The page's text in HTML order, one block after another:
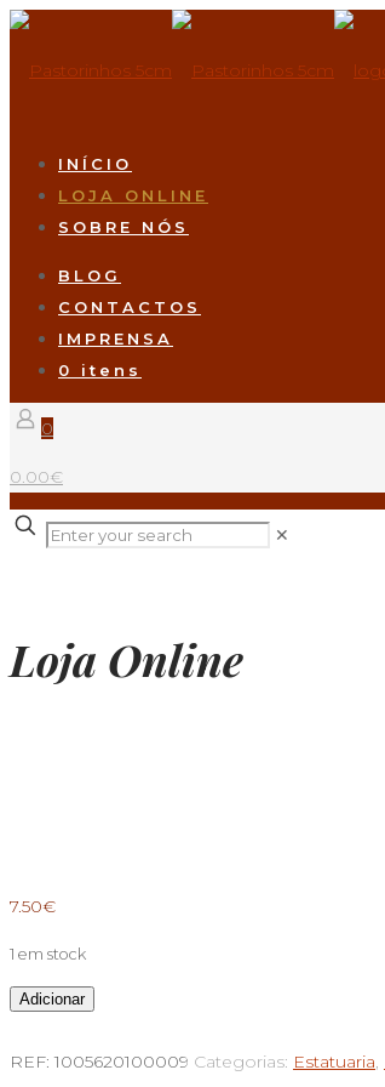
INÍCIO
LOJA ONLINE
SOBRE NÓS
BLOG
CONTACTOS
IMPRENSA
0 itens
0
0.00€
✕
Loja Online
7.50€
1 em stock
Quantidade
Pastorinhos
Adicionar
REF:1005620100009 Categorias: Estatuaria,